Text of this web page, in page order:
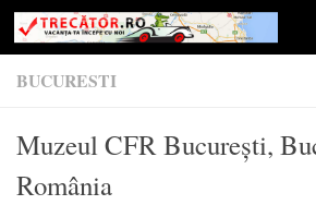
Skip to content
BUCURESTI
Muzeul CFR București,
România